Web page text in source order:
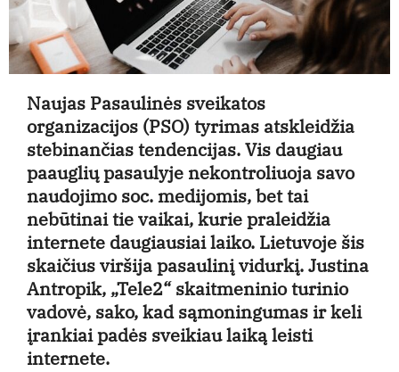
Naujas Pasaulinės sveikatos
organizacijos (PSO) tyrimas atskleidžia
stebinančias tendencijas. Vis daugiau
paauglių pasaulyje nekontroliuoja savo
naudojimo soc. medijomis, bet tai
nebūtinai tie vaikai, kurie praleidžia
internete daugiausiai laiko. Lietuvoje šis
skaičius viršija pasaulinį vidurkį. Justina
Antropik, „Tele2“ skaitmeninio turinio
vadovė, sako, kad sąmoningumas ir keli
įrankiai padės sveikiau laiką leisti
internete.